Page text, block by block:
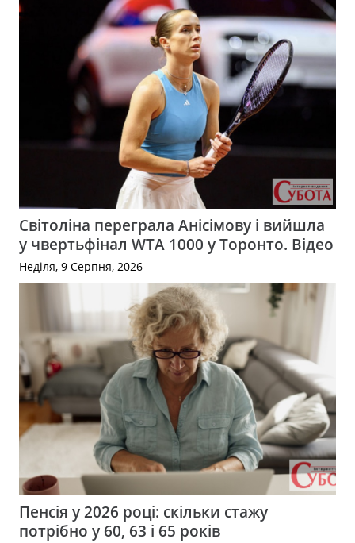
Світоліна переграла Анісімову і вийшла
у чвертьфінал WTA 1000 у Торонто. Відео
Неділя, 9 Серпня, 2026
Пенсія у 2026 році: скільки стажу
потрібно у 60, 63 і 65 років